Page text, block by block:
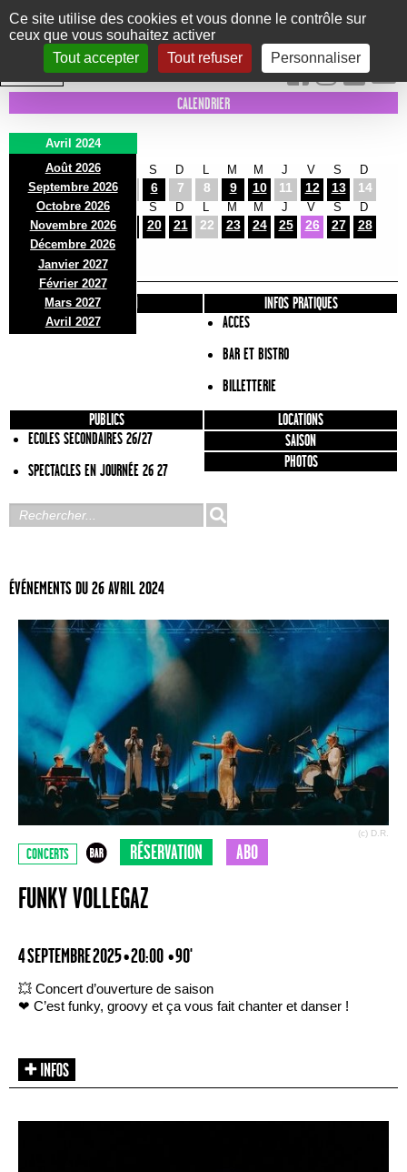
Panneau de gestion des cookies
Ce site utilise des cookies et vous donne le contrôle sur
ceux que vous souhaitez activer
Tout accepter
Tout refuser Personnaliser
Le Marni
CONCERTS DANSE/CIRQUE THÉÂTRE KIDS EXPOS EVENTS
INTRA MUROS
CALENDRIER
Avril 2024
Août 2026
Septembre 2026
Octobre 2026
Novembre 2026
Décembre 2026
Janvier 2027
Février 2027
Mars 2027
Avril 2027
M
2
M
3
J
4
S
6
D
7 8
M
9
M
10
J
11
V
12
S
13
D
14
M
16
M
17
J
18
S
20
D
21 22
M
23
M
24
J
25
V
26
S
27
D
28
M
30
PRÉSENTATION
INFOS PRATIQUES
ACCES
BAR ET BISTRO
BILLETTERIE
PUBLICS
ECOLES SECONDAIRES 26/27
SPECTACLES EN JOURNÉE 26 27
LOCATIONS
SAISON
PHOTOS
ÉVÉNEMENTS DU 26 AVRIL 2024
(c) D.R.
CONCERTS RÉSERVATION ABO
FUNKY VOLLEGAZ
4 SEPTEMBRE 2025 • 20:00 • 90'
💥 Concert d’ouverture de saison
❤ C’est funky, groovy et ça vous fait chanter et danser !